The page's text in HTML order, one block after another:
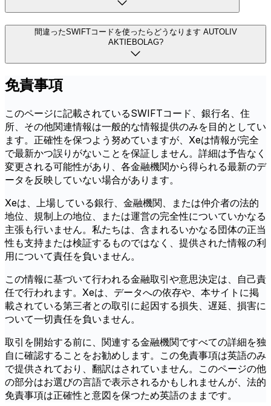
間違ったSWIFTコードを使ったらどうなります AUTOLIV
AKTIEBOLAG?
免責事項
このページに記載されているSWIFTコード、銀行名、住
所、その他関連情報は一般的な情報提供のみを目的としてい
ます。正確性を保つよう努めていますが、Xeは情報が完全
で最新かつ誤りがないことを保証しません。詳細は予告なく
変更される可能性があり、各金融機関から得られる最新のデ
ータを反映していない場合があります。
Xeは、上場している銀行、金融機関、または仲介者の法的
地位、規制上の地位、または運営の完全性についていかなる
主張も行いません。私たちは、含まれるいかなる団体の正当
性も支持または検証するものではなく、提供された情報の利
用について責任を負いません。
この情報に基づいて行われる金融取引や意思決定は、自己責
任で行われます。Xeは、データへの依存や、本サイトに掲
載されている第三者との取引に起因する損失、遅延、損害に
ついて一切責任を負いません。
取引を開始する前に、関連する金融機関ですべての詳細を独
自に確認することをお勧めします。この免責事項は英語のみ
で提供されており、翻訳はされていません。このページの他
の部分はお選びの言語で表示されるかもしれませんが、法的
免責事項は正確性と意図を保つため英語のままです。